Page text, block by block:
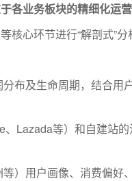
各业务板块的精细化运营
核心环节进行“解剖式”
布及生命周期，结合用
Lazada等）和自建站的
）用户画像、消费偏好